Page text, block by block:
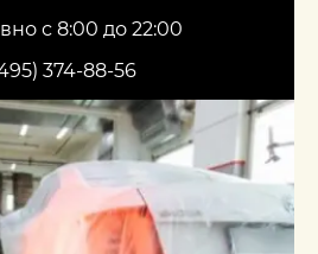
с 8:00 до 22:00
374-88-56